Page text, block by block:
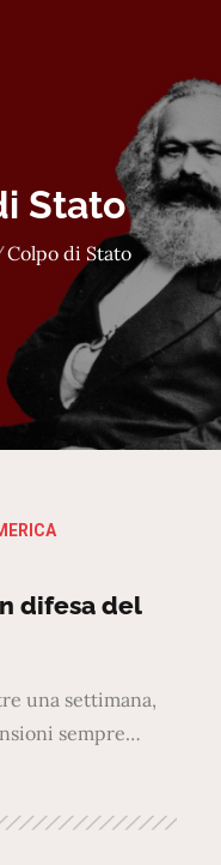
Stato
Colpo di Stato
difesa del
una settimana,
sempre…